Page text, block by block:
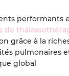
performants
de
grâce à la
pulmonaires
global